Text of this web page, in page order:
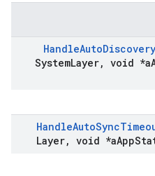
HandleAuto
SystemLayer void
HandleAutoSync
Layer void *aApp